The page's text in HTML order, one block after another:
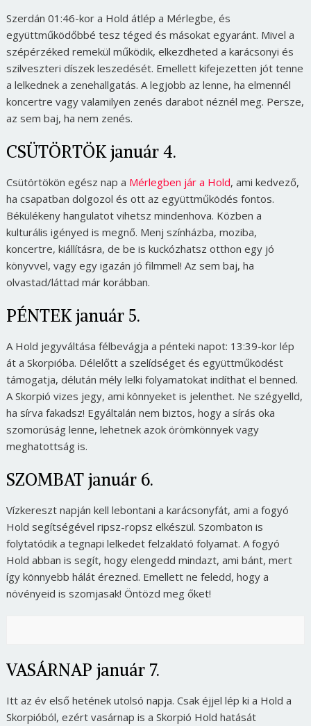
Szerdán 01:46-kor a Hold átlép a Mérlegbe, és
együttműködőbbé tesz téged és másokat egyaránt. Mivel a
szépérzéked remekül működik, elkezdheted a karácsonyi és
szilveszteri díszek leszedését. Emellett kifejezetten jót tenne
a lelkednek a zenehallgatás. A legjobb az lenne, ha elmennél
koncertre vagy valamilyen zenés darabot néznél meg. Persze,
az sem baj, ha nem zenés.
CSÜTÖRTÖK január 4.
Csütörtökön egész nap a Mérlegben jár a Hold, ami kedvező,
ha csapatban dolgozol és ott az együttműködés fontos.
Békülékeny hangulatot vihetsz mindenhova. Közben a
kulturális igényed is megnő. Menj színházba, moziba,
koncertre, kiállításra, de be is kuckózhatsz otthon egy jó
könyvvel, vagy egy igazán jó filmmel! Az sem baj, ha
olvastad/láttad már korábban.
PÉNTEK január 5.
A Hold jegyváltása félbevágja a pénteki napot: 13:39-kor lép
át a Skorpióba. Délelőtt a szelídséget és együttműködést
támogatja, délután mély lelki folyamatokat indíthat el benned.
A Skorpió vizes jegy, ami könnyeket is jelenthet. Ne szégyelld,
ha sírva fakadsz! Egyáltalán nem biztos, hogy a sírás oka
szomorúság lenne, lehetnek azok örömkönnyek vagy
meghatottság is.
SZOMBAT január 6.
Vízkereszt napján kell lebontani a karácsonyfát, ami a fogyó
Hold segítségével ripsz-ropsz elkészül. Szombaton is
folytatódik a tegnapi lelkedet felzaklató folyamat. A fogyó
Hold abban is segít, hogy elengedd mindazt, ami bánt, mert
így könnyebb hálát érezned. Emellett ne feledd, hogy a
növényeid is szomjasak! Öntözd meg őket!
VASÁRNAP január 7.
Itt az év első hetének utolsó napja. Csak éjjel lép ki a Hold a
Skorpióból, ezért vasárnap is a Skorpió Hold hatását